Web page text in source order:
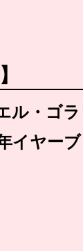
ル・ゴ
イヤー